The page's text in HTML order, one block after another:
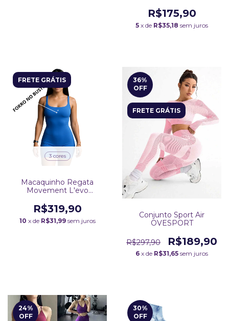
R$175,90
5 x de R$35,18 sem juros
FRETE GRÁTIS
3 cores
Macaquinho Regata
Movement L'evo
R$319,90
10 x de R$31,99 sem juros
36%
OFF
FRETE GRÁTIS
Conjunto Sport Air
OVESPORT
R$297,90 R$189,90
6 x de R$31,65 sem juros
24%
OFF
30%
OFF